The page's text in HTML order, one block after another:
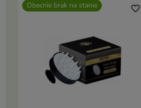
Obecnie brak na stanie favorite_border